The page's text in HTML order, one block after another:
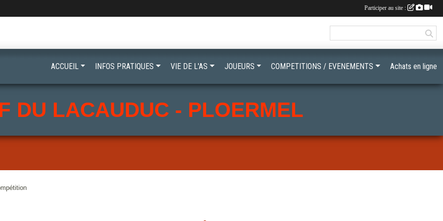
DU LACAUDUC - PLOERMEL
ACCUEIL INFOS PRATIQUES VIE DE L'AS JOUEURS COMPETITIONS / EVENEMENTS Achats en ligne
Participer au site :